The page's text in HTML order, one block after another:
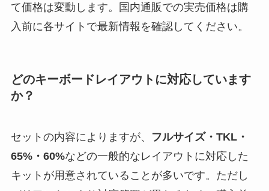
て価格は変動します。国内通販での実売価格は購
入前に各サイトで最新情報を確認してください。
どのキーボードレイアウトに対応しています
か？
セットの内容によりますが、
フルサイズ・TKL・
65%・60%などの一般的なレイアウトに対応した
キットが用意されていることが多いです。ただし